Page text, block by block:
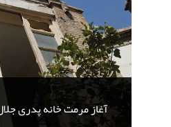
آغاز مرمت خانه پدری